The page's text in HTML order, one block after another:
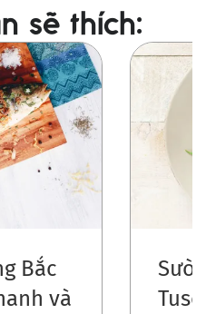
sẽ thích:
Bắc
và
Ảnh